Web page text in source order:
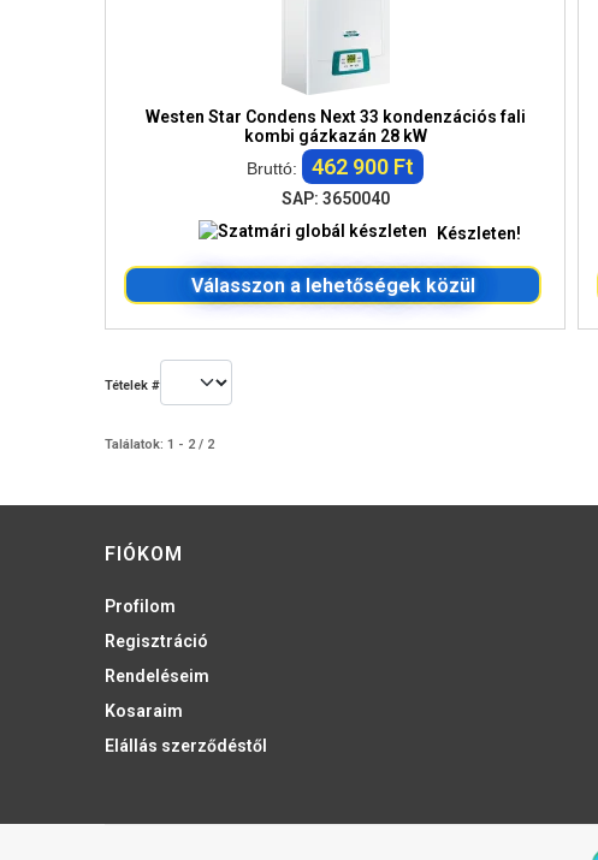
Westen Star Condens Next 33 kondenzációs fali
kombi gázkazán 28 kW
Bruttó:
462 900 Ft
SAP: 3650040
Készleten!
Válasszon a lehetőségek közül
Tételek #
Találatok: 1 - 2 / 2
FIÓKOM
Profilom
Regisztráció
Rendeléseim
Kosaraim
Elállás szerződéstől